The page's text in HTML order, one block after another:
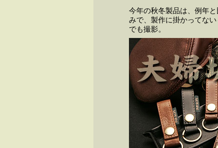
今年の秋冬製品は、例年
みで、製作に掛かってな
でも撮影。